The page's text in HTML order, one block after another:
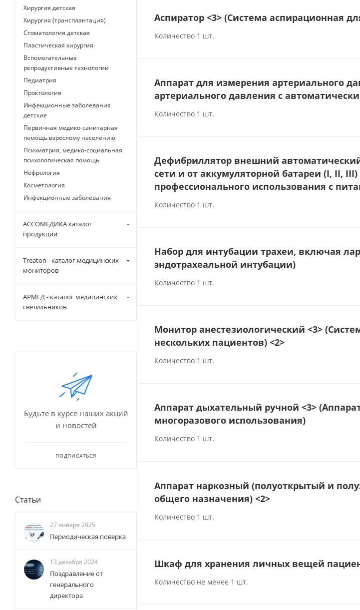
Аспиратор <3> (Система аспирационная
Количество 1 шт.
Аппарат для измерения артериального
артериального давления с
Количество 1 шт.
Дефибриллятор внешний
сети и от аккумуляторной батареи (I, II,
профессионального использования с
Количество 1 шт.
Набор для интубации трахеи, включая
эндотрахеальной интубации)
Количество 1 шт.
Монитор анестезиологический <3>
нескольких пациентов) <2>
Количество 1 шт.
Аппарат дыхательный ручной <3>
многоразового использования)
Количество 1 шт.
Аппарат наркозный (полуоткрытый и
общего назначения) <2>
Количество 1 шт.
Шкаф для хранения личных вещей
Количество не менее 1 шт.
Хирургия детская
Хирургия (трансплантация)
Стоматология детская
Пластическая хирургия
Вспомогательные
репродуктивные технологии
Педиатрия
Проктология
Инфекционные заболевания
детские
Первичная медико-санитарная
помощь взрослому населению
Психиатрия, медико-социальная
психологическая помощь
Нефрология
Косметология
Инфекционные заболевания
АССОМЕДИКА каталог
продукции
Treaton - каталог медицинских
мониторов
АРМЕД - каталог медицинских
светильников
Будьте в курсе наших акций
и новостей
ПОДПИСАТЬСЯ
Статьи
27 января 2025
Периодическая поверка
13 декабря 2024
Поздравление от
генерального
директора